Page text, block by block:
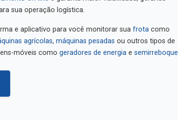
sua operação logística.
e aplicativo para você monitorar sua frota
agrícolas máquinas pesadas
ou outros tipos de
móveis como
geradores de energia semirreboques